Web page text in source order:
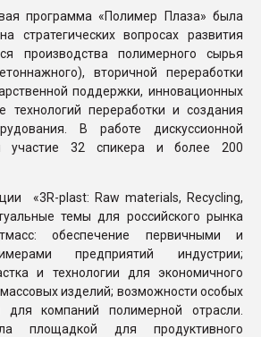
программа «Полимер Плаза» была
стратегических вопросах развития
производства полимерного сырья
вторичной переработки
поддержки, инновационных
технологий переработки и создания
В работе дискуссионной
участие 32 спикера и более 200
«3R-plast: Raw materials, Recycling,
темы для российского рынка
обеспечение первичными и
предприятий индустрии;
и технологии для экономичного
изделий; возможности особых
для компаний полимерной отрасли.
площадкой для продуктивного